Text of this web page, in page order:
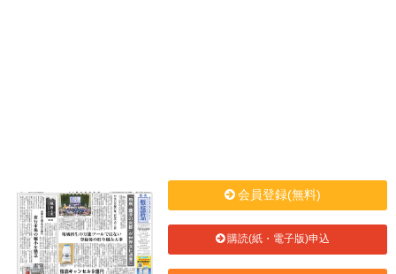
会員登録(無料)
購読(紙・電子版)申込